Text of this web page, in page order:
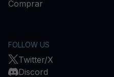
Comprar
FOLLOW US
Twitter/X
Discord